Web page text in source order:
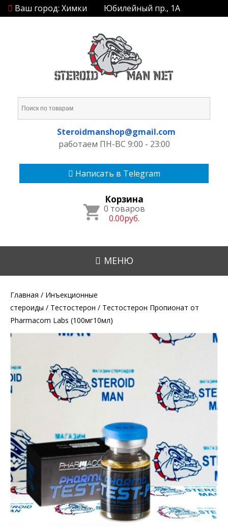
Ваш город: Химки Юбилейный пр., 1А
Steroidmanshop@gmail.com
работаем ПН-ВС 9:00 - 23:00
Написать в Telegram
Корзина
0 товаров
0.00руб.
МЕНЮ
Главная / Инъекционные
стероиды / Тестостерон / Тестостерон Пропионат от
Pharmacom Labs (100мг10мл)